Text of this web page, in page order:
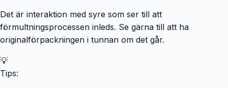
Det är interaktion med syre som ser till att
förmultningsprocessen inleds. Se gärna till att ha
originalförpackningen i tunnan om det går.
💡
Tips: